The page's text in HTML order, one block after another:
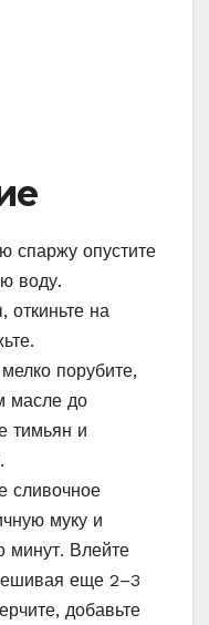
опустите
воду.
откиньте на
порубите,
масле до
тимьян и
сливочное
муку и
минут. Влейте
еще 2–3
добавьте